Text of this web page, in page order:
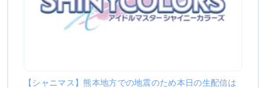
【シャニマス】熊本地方での地震のため本日の生配信は